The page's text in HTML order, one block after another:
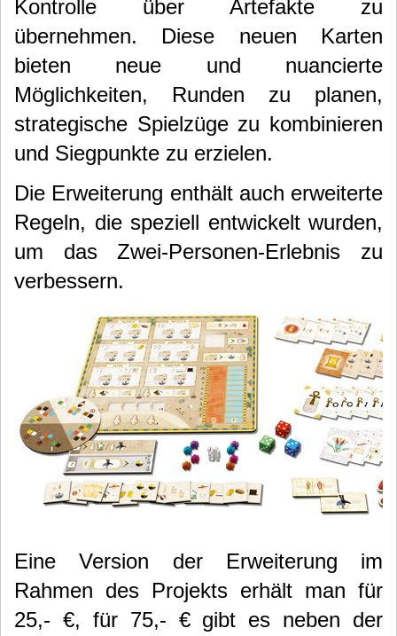
Kontrolle über Artefakte zu
übernehmen. Diese neuen Karten
bieten neue und nuancierte
Möglichkeiten, Runden zu planen,
strategische Spielzüge zu kombinieren
und Siegpunkte zu erzielen.
Die Erweiterung enthält auch erweiterte
Regeln, die speziell entwickelt wurden,
um das Zwei-Personen-Erlebnis zu
verbessern.
Eine Version der Erweiterung im
Rahmen des Projekts erhält man für
25,- €, für 75,- € gibt es neben der